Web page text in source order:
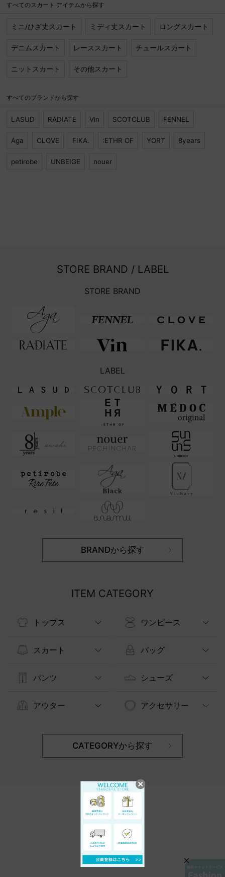
すべてのスカート アイテムから探す
ミニ/ひざ丈スカート ミディ丈スカート ロングスカート
デニムスカート レーススカート チュールスカート
ニットスカート その他スカート
すべてのブランドから探す
LASUD RADIATE Vin SCOTCLUB FENNEL
Aga CLOVE FIKA. :ETHR OF YORT 8years
petirobe UNBEIGE nouer
STORE BRAND / LABEL
STORE BRAND
LABEL
BRANDから探す
ITEM CATEGORY
トップス
スカート
パンツ
アウター
ワンピース
バッグ
シューズ
アクセサリー
CATEGORYから探す